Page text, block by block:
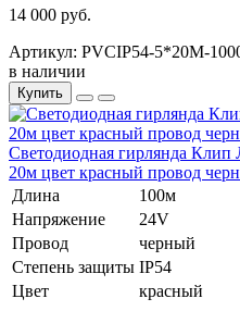
14 000 руб.
Артикул: PVCIP54-5*20M-
в наличии
Купить
Светодиодная гирлянда
20м цвет красный провод
Длина
100м
Напряжение
24V
Провод
черный
Степень защиты IP54
Цвет
красный